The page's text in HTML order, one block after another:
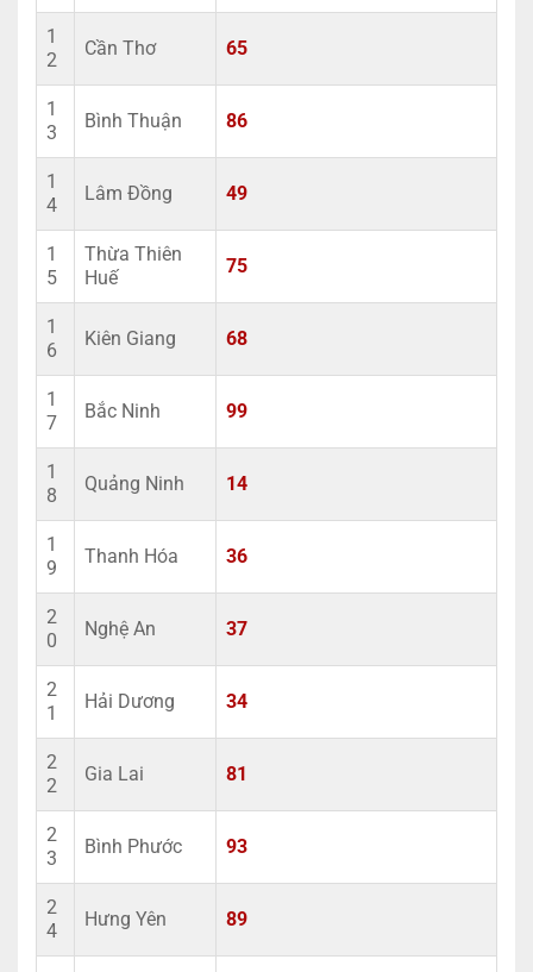
1
2
Cần Thơ 65
1
3
Bình Thuận 86
1
4
Lâm Đồng 49
1
5
Thừa Thiên
Huế
75
1
6
Kiên Giang 68
1
7
Bắc Ninh 99
1
8
Quảng Ninh 14
1
9
Thanh Hóa 36
2
0
Nghệ An 37
2
1
Hải Dương 34
2
2
Gia Lai 81
2
3
Bình Phước 93
2
4
Hưng Yên 89